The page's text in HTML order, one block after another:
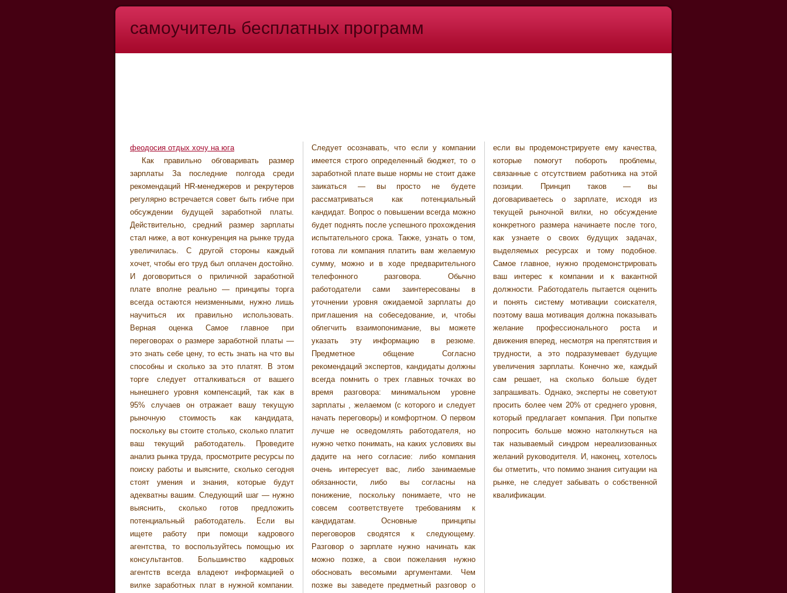
самоучитель бесплатных программ
феодосия отдых хочу на юга
Как правильно обговаривать размер
зарплаты За последние полгода среди
рекомендаций HR-менеджеров и рекрутеров
регулярно встречается совет быть гибче при
обсуждении будущей заработной платы.
Действительно, средний размер зарплаты
стал ниже, а вот конкуренция на рынке труда
увеличилась. С другой стороны каждый
хочет, чтобы его труд был оплачен достойно.
И договориться о приличной заработной
плате вполне реально — принципы торга
всегда остаются неизменными, нужно лишь
научиться их правильно использовать.
Верная оценка Самое главное при
переговорах о размере заработной платы —
это знать себе цену, то есть знать на что вы
способны и сколько за это платят. В этом
торге следует отталкиваться от вашего
нынешнего уровня компенсаций, так как в
95% случаев он отражает вашу текущую
рыночную стоимость как кандидата,
поскольку вы стоите столько, сколько платит
ваш текущий работодатель. Проведите
анализ рынка труда, просмотрите ресурсы по
поиску работы и выясните, сколько сегодня
стоят умения и знания, которые будут
адекватны вашим. Следующий шаг — нужно
выяснить, сколько готов предложить
потенциальный работодатель. Если вы
ищете работу при помощи кадрового
агентства, то воспользуйтесь помощью их
консультантов. Большинство кадровых
агентств всегда владеют информацией о
вилке заработных плат в нужной компании.
Следует осознавать, что если у компании
имеется строго определенный бюджет, то о
заработной плате выше нормы не стоит даже
заикаться — вы просто не будете
рассматриваться как потенциальный
кандидат. Вопрос о повышении всегда можно
будет поднять после успешного прохождения
испытательного срока. Также, узнать о том,
готова ли компания платить вам желаемую
сумму, можно и в ходе предварительного
телефонного разговора. Обычно
работодатели сами заинтересованы в
уточнении уровня ожидаемой зарплаты до
приглашения на собеседование, и, чтобы
облегчить взаимопонимание, вы можете
указать эту информацию в резюме.
Предметное общение Согласно
рекомендаций экспертов, кандидаты должны
всегда помнить о трех главных точках во
время разговора: минимальном уровне
зарплаты , желаемом (с которого и следует
начать переговоры) и комфортном. О первом
лучше не осведомлять работодателя, но
нужно четко понимать, на каких условиях вы
дадите на него согласие: либо компания
очень интересует вас, либо занимаемые
обязанности, либо вы согласны на
понижение, поскольку понимаете, что не
совсем соответствуете требованиям к
кандидатам. Основные принципы
переговоров сводятся к следующему.
Разговор о зарплате нужно начинать как
можно позже, а свои пожелания нужно
обосновать весомыми аргументами. Чем
позже вы заведете предметный разговор о
если вы продемонстрируете ему качества,
которые помогут побороть проблемы,
связанные с отсутствием работника на этой
позиции. Принцип таков — вы
договариваетесь о зарплате, исходя из
текущей рыночной вилки, но обсуждение
конкретного размера начинаете после того,
как узнаете о своих будущих задачах,
выделяемых ресурсах и тому подобное.
Самое главное, нужно продемонстрировать
ваш интерес к компании и к вакантной
должности. Работодатель пытается оценить
и понять систему мотивации соискателя,
поэтому ваша мотивация должна показывать
желание профессионального роста и
движения вперед, несмотря на препятствия и
трудности, а это подразумевает будущие
увеличения зарплаты. Конечно же, каждый
сам решает, на сколько больше будет
запрашивать. Однако, эксперты не советуют
просить более чем 20% от среднего уровня,
который предлагает компания. При попытке
попросить больше можно натолкнуться на
так называемый синдром нереализованных
желаний руководителя. И, наконец, хотелось
бы отметить, что помимо знания ситуации на
рынке, не следует забывать о собственной
квалификации.